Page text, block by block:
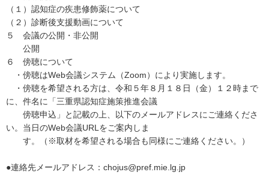
（１）認知症の疾患修飾薬について
（２）診断後支援動画について
５ 会議の公開・非公開
公開
６ 傍聴について
・傍聴はWeb会議システム（Zoom）により実施します。
・傍聴を希望される方は、令和５年８月１８日（金）１２時まで
に、件名に「三重県認知症施策推進会議
傍聴申込」と記載の上、以下のメールアドレスにご連絡くださ
い。当日のWeb会議URLをご案内しま
す。（※取材を希望される場合も同様にご連絡ください。）
●連絡先メールアドレス：chojus@pref.mie.lg.jp